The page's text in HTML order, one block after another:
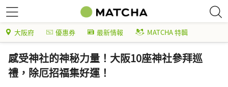
大阪府 優惠券 最新情報 MATCHA 特輯
感受神社的神秘力量！大阪10座神社參拜巡
禮，除厄招福集好運！